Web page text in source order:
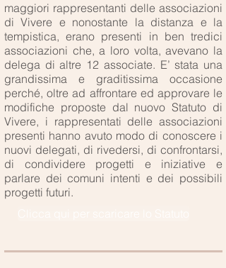
maggiori rappresentanti delle associazioni
di Vivere e nonostante la distanza e la
tempistica, erano presenti in ben tredici
associazioni che, a loro volta, avevano la
delega di altre 12 associate. E’ stata una
grandissima e graditissima occasione
perché, oltre ad affrontare ed approvare le
modifiche proposte dal nuovo Statuto di
Vivere, i rappresentati delle associazioni
presenti hanno avuto modo di conoscere i
nuovi delegati, di rivedersi, di confrontarsi,
di condividere progetti e iniziative e
parlare dei comuni intenti e dei possibili
progetti futuri.